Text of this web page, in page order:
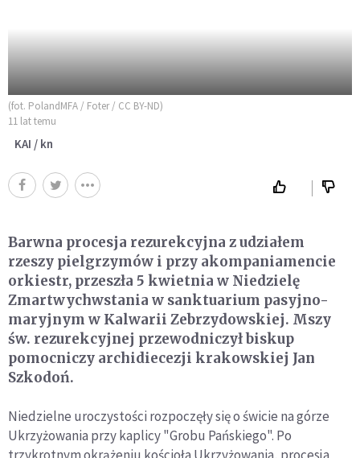
(fot. PolandMFA / Foter / CC BY-ND)
11 lat temu
KAI / kn
Barwna procesja rezurekcyjna z udziałem
rzeszy pielgrzymów i przy akompaniamencie
orkiestr, przeszła 5 kwietnia w Niedzielę
Zmartwychwstania w sanktuarium pasyjno-
maryjnym w Kalwarii Zebrzydowskiej. Mszy
św. rezurekcyjnej przewodniczył biskup
pomocniczy archidiecezji krakowskiej Jan
Szkodoń.
Niedzielne uroczystości rozpoczęły się o świcie na górze
Ukrzyżowania przy kaplicy "Grobu Pańskiego". Po